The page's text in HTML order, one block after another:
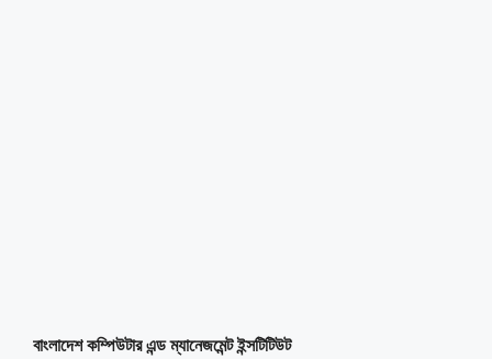
বাংলাদেশ কম্পিউটার এন্ড ম্যানেজমেন্ট ইন্সটিটিউট